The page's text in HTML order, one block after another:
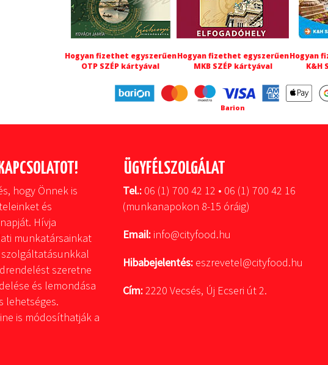
Hogyan fizethet egyszerűen
OTP SZÉP kártyával
Hogyan fizethet egyszerűen
MKB SZÉP kártyával
Hogyan
K&H
Barion
hogy Önnek is
és
Hívja
munkatársainkat
szeretne
és lemondása
lehetséges.
is módosíthatják a
ÜGYFÉLSZOLGÁLAT
Tel.: 06 (1) 700 42 12 • 06 (1) 700 42 16
(munkanapokon 8-15 óráig)
Email: info@cityfood.hu
Hibabejelentés: eszrevetel@cityfood.hu
Cím:2220 Vecsés, Új Ecseri út 2.